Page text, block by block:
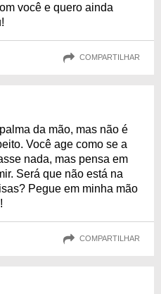
você e quero ainda
COMPARTILHAR
da mão, mas não é
Você age como se a
nada, mas pensa em
Será que não está na
Pegue em minha mão
COMPARTILHAR